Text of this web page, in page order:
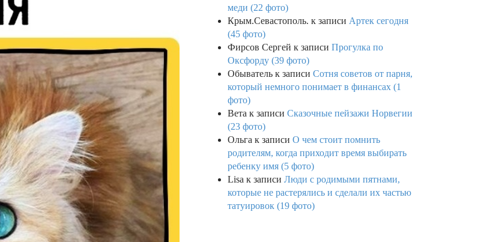
меди (22 фото)
Крым.Севастополь. к записи Артек сегодня
(45 фото)
Фирсов Сергей к записи Прогулка по
Оксфорду (39 фото)
Обыватель к записи Сотня советов от парня,
который немного понимает в финансах (1
фото)
Вета к записи Сказочные пейзажи Норвегии
(23 фото)
Ольга к записи О чем стоит помнить
родителям, когда приходит время выбирать
ребенку имя (5 фото)
Lisa к записи Люди с родимыми пятнами,
которые не растерялись и сделали их частью
татуировок (19 фото)